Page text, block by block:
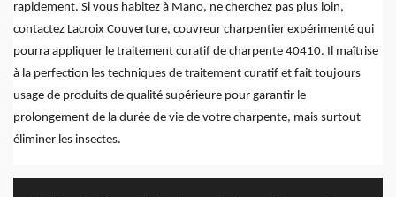
rapidement. Si vous habitez à Mano, ne cherchez pas plus loin,
contactez Lacroix Couverture, couvreur charpentier expérimenté qui
pourra appliquer le traitement curatif de charpente 40410. Il maîtrise
à la perfection les techniques de traitement curatif et fait toujours
usage de produits de qualité supérieure pour garantir le
prolongement de la durée de vie de votre charpente, mais surtout
éliminer les insectes.